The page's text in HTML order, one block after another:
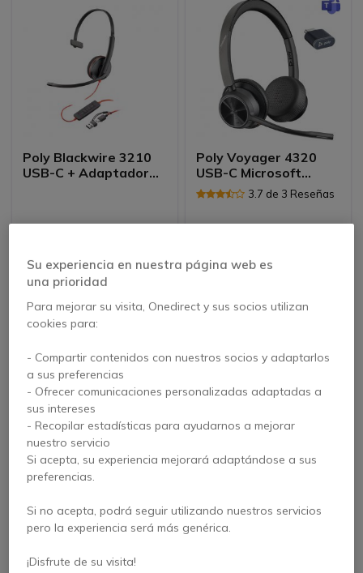
Poly Blackwire 3210
USB-C + Adaptador
Poly Voyager 4320
USB-C Microsoft
Teams
3.7 de 3 Reseñas
Más vendido
Poly Blackwire 3320
USB-C + Adaptador
USB-C/A
49,95 €
Poly Voyager Focus 2
USB-C-C + adaptador
300,95 €
Su experiencia en nuestra página web es
una prioridad
Para mejorar su visita, Onedirect y sus socios utilizan
cookies para:
- Compartir contenidos con nuestros socios y adaptarlos
a sus preferencias
- Ofrecer comunicaciones personalizadas adaptadas a
sus intereses
- Recopilar estadísticas para ayudarnos a mejorar
nuestro servicio
Si acepta, su experiencia mejorará adaptándose a sus
preferencias.
Si no acepta, podrá seguir utilizando nuestros servicios
pero la experiencia será más genérica.
¡Disfrute de su visita!